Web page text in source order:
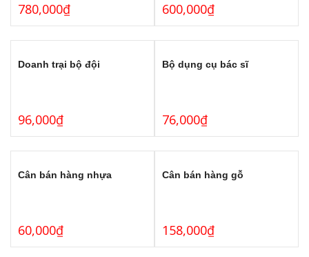
780,000₫ 600,000₫
Doanh trại bộ đội
96,000₫
Bộ dụng cụ bác sĩ
76,000₫
Cân bán hàng nhựa
60,000₫
Cân bán hàng gỗ
158,000₫